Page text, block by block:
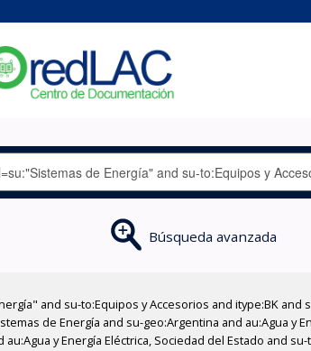
Búsqueda avanzada
and su-to:Equipos y Accesorios and itype:BK and
de Energía and su-geo:Argentina and au:Agua y
y Energía Eléctrica, Sociedad del Estado and